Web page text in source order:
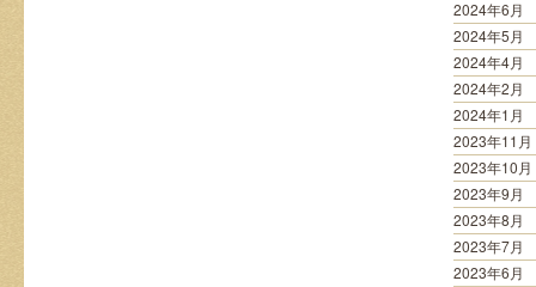
2024年6月
2024年5月
2024年4月
2024年2月
2024年1月
2023年11月
2023年10月
2023年9月
2023年8月
2023年7月
2023年6月